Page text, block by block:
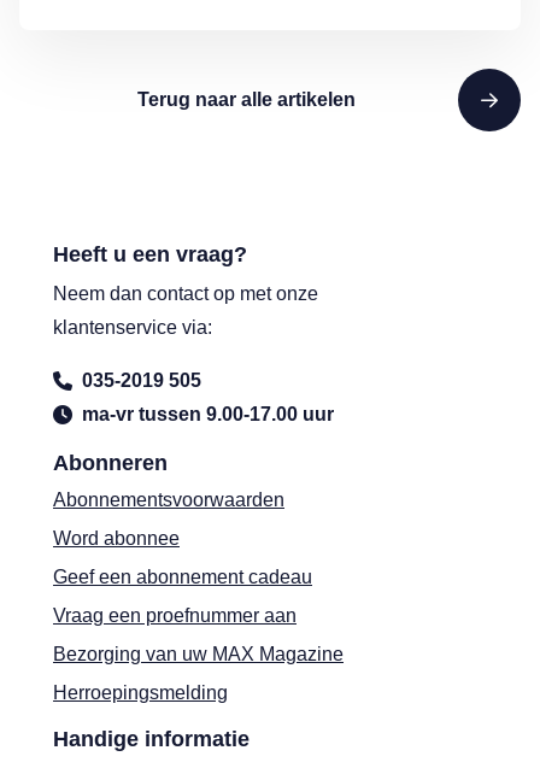
Terug naar alle artikelen
Abonneren
Abonnementsvoorwaarden
Word abonnee
Geef een abonnement cadeau
Vraag een proefnummer aan
Bezorging van uw MAX Magazine
Herroepingsmelding
Handige informatie
Heeft u een vraag?
Neem dan contact op met onze
klantenservice via:
035-2019 505
ma-vr tussen 9.00-17.00 uur